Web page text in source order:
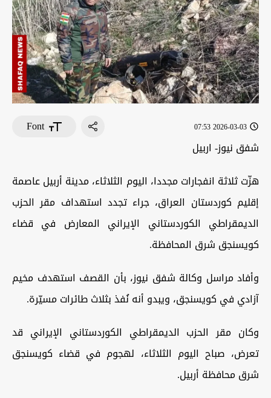
2026-03-03 07:53
Font
شفق نيوز- اربيل
هزّت ثلاثة انفجارات مجددا، اليوم الثلاثاء، مدينة أربيل عاصمة
إقليم كوردستان العراق، جراء تجدد استهداف مقر الحزب
الديمقراطي الكوردستاني الإيراني المعارض في قضاء
كويسنجق شرق المحافظة.
وأفاد مراسل وكالة شفق نيوز، بأن القصف استهدف مخيم
آزادي في كويسنجق، ويبدو أنه نُفذ بثلاث طائرات مسيّرة.
وكان مقر الحزب الديمقراطي الكوردستاني الإيراني قد
تعرض، صباح اليوم الثلاثاء، لهجوم في قضاء كويسنجق
شرق محافظة أربيل.